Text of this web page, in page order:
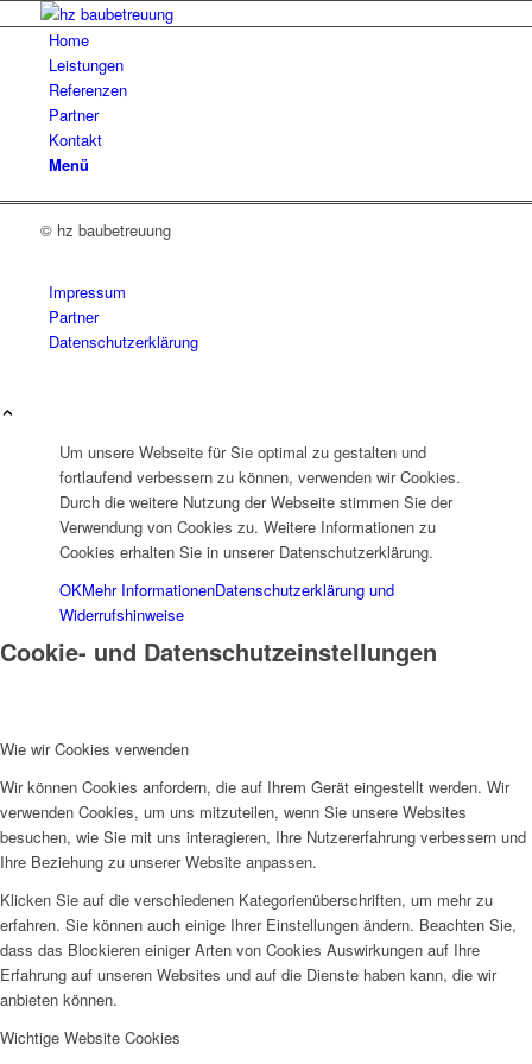
Home
Leistungen
Referenzen
Partner
Kontakt
Menü
© hz baubetreuung
Impressum
Partner
Datenschutzerklärung
Um unsere Webseite für Sie optimal zu gestalten und
fortlaufend verbessern zu können, verwenden wir Cookies.
Durch die weitere Nutzung der Webseite stimmen Sie der
Verwendung von Cookies zu. Weitere Informationen zu
Cookies erhalten Sie in unserer Datenschutzerklärung.
OKMehr InformationenDatenschutzerklärung und
Widerrufshinweise
Cookie- und Datenschutzeinstellungen
Wie wir Cookies verwenden
Wir können Cookies anfordern, die auf Ihrem Gerät eingestellt werden. Wir
verwenden Cookies, um uns mitzuteilen, wenn Sie unsere Websites
besuchen, wie Sie mit uns interagieren, Ihre Nutzererfahrung verbessern und
Ihre Beziehung zu unserer Website anpassen.
Klicken Sie auf die verschiedenen Kategorienüberschriften, um mehr zu
erfahren. Sie können auch einige Ihrer Einstellungen ändern. Beachten Sie,
dass das Blockieren einiger Arten von Cookies Auswirkungen auf Ihre
Erfahrung auf unseren Websites und auf die Dienste haben kann, die wir
anbieten können.
Wichtige Website Cookies